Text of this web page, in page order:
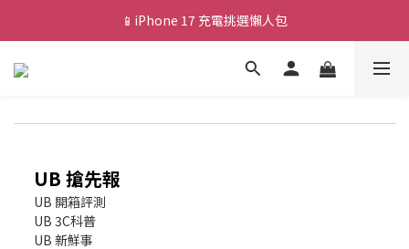
💰新會員送 $88 購物金
📱iPhone 17 充電挑選懶人包
🎟️ 去領優惠券 ▶▶
UB 搶先報
UB 開箱評測
UB 3C科普
UB 新鮮事